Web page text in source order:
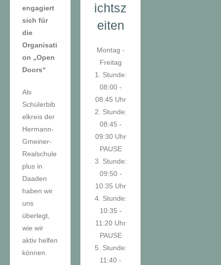
ichtsz
eiten
Montag -
Freitag
1. Stunde:
08:00 -
08:45 Uhr
2. Stunde:
08:45 -
09:30 Uhr
PAUSE
3. Stunde:
09:50 -
10:35 Uhr
4. Stunde:
10:35 -
11:20 Uhr
PAUSE
5. Stunde:
11:40 -
engagiert
sich für
die
Organisati
on „Open
Doors“
Als
Schülerbib
elkreis der
Hermann-
Gmeiner-
Realschule
plus in
Daaden
haben wir
uns
überlegt,
wie wir
aktiv helfen
können.